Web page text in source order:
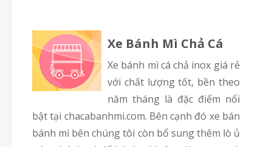
Xe Bánh Mì Chả Cá
Xe bánh mì cá chả inox giá rẻ
với chất lượng tốt, bền theo
năm tháng là đặc điểm nổi
bật tại chacabanhmi.com. Bên cạnh đó xe bán
bánh mì bên chúng tôi còn bổ sung thêm lò ủ